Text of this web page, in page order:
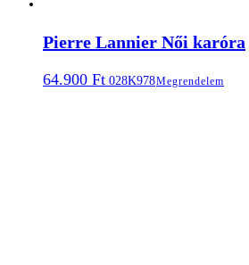
Pierre Lannier Női karóra
64.900 Ft 028K978Megrendelem